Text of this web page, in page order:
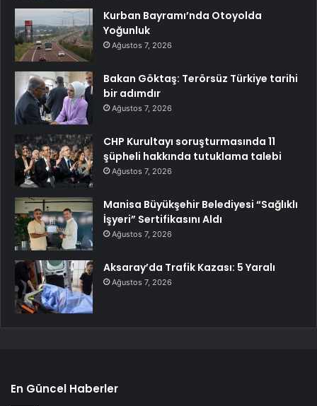
Kurban Bayramı’nda Otoyolda
Yoğunluk
Ağustos 7, 2026
Bakan Göktaş: Terörsüz Türkiye tarihi
bir adımdır
Ağustos 7, 2026
CHP Kurultayı soruşturmasında 11
şüpheli hakkında tutuklama talebi
Ağustos 7, 2026
Manisa Büyükşehir Belediyesi “Sağlıklı
İşyeri” Sertifikasını Aldı
Ağustos 7, 2026
Aksaray’da Trafik Kazası: 5 Yaralı
Ağustos 7, 2026
En Güncel Haberler